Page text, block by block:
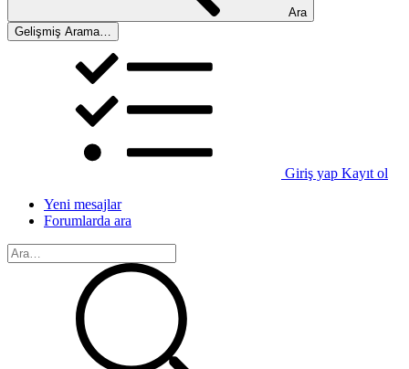
Ara
Gelişmiş Arama…
Giriş yap Kayıt ol
Yeni mesajlar
Forumlarda ara